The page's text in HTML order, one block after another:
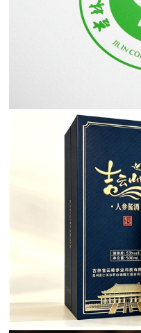
教育部备案
长白山
人